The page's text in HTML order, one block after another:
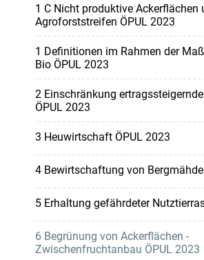
1 C Nicht produktive Ackerflächen
Agroforststreifen ÖPUL 2023
1 Definitionen im Rahmen der
Bio ÖPUL 2023
2 Einschränkung
ÖPUL 2023
3 Heuwirtschaft ÖPUL 2023
4 Bewirtschaftung von
5 Erhaltung gefährdeter
6 Begrünung von Ackerflächen -
Zwischenfruchtanbau ÖPUL 2023